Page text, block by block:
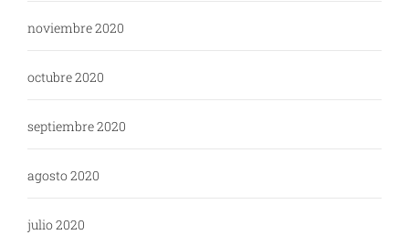
noviembre 2020
octubre 2020
septiembre 2020
agosto 2020
julio 2020